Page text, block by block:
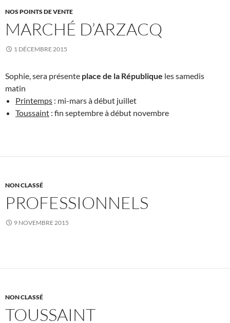
NOS POINTS DE VENTE
MARCHÉ D’ARZACQ
1 DÉCEMBRE 2015
Sophie, sera présente place de la République les samedis
matin
Printemps : mi-mars à début juillet
Toussaint : fin septembre à début novembre
NON CLASSÉ
PROFESSIONNELS
9 NOVEMBRE 2015
NON CLASSÉ
TOUSSAINT